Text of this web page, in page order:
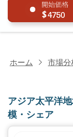
4750
ホーム 市場分
アジア太平洋
模・シェア